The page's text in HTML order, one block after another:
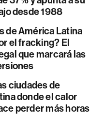
desde 1988
de América Latina
el fracking? El
que marcará las
ciudades de
donde el calor
perder más horas